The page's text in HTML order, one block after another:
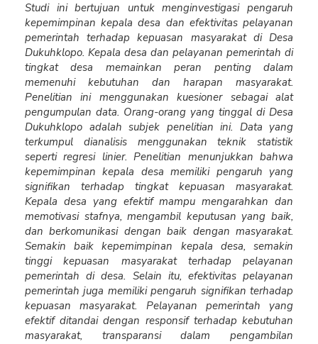
Studi ini bertujuan untuk menginvestigasi pengaruh
kepemimpinan kepala desa dan efektivitas pelayanan
pemerintah terhadap kepuasan masyarakat di Desa
Dukuhklopo. Kepala desa dan pelayanan pemerintah di
tingkat desa memainkan peran penting dalam
memenuhi kebutuhan dan harapan masyarakat.
Penelitian ini menggunakan kuesioner sebagai alat
pengumpulan data. Orang-orang yang tinggal di Desa
Dukuhklopo adalah subjek penelitian ini. Data yang
terkumpul dianalisis menggunakan teknik statistik
seperti regresi linier. Penelitian menunjukkan bahwa
kepemimpinan kepala desa memiliki pengaruh yang
signifikan terhadap tingkat kepuasan masyarakat.
Kepala desa yang efektif mampu mengarahkan dan
memotivasi stafnya, mengambil keputusan yang baik,
dan berkomunikasi dengan baik dengan masyarakat.
Semakin baik kepemimpinan kepala desa, semakin
tinggi kepuasan masyarakat terhadap pelayanan
pemerintah di desa. Selain itu, efektivitas pelayanan
pemerintah juga memiliki pengaruh signifikan terhadap
kepuasan masyarakat. Pelayanan pemerintah yang
efektif ditandai dengan responsif terhadap kebutuhan
masyarakat, transparansi dalam pengambilan